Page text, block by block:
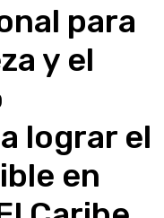
para
y el
lograr el
en